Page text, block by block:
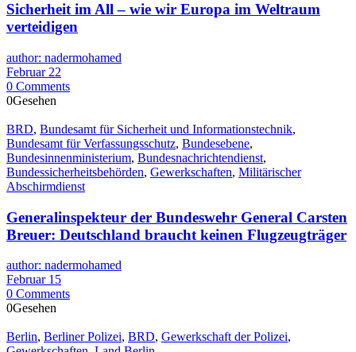
Sicherheit im All – wie wir Europa im Weltraum
verteidigen
author: nadermohamed
Februar 22
0 Comments
0Gesehen
BRD, Bundesamt für Sicherheit und Informationstechnik,
Bundesamt für Verfassungsschutz, Bundesebene,
Bundesinnenministerium, Bundesnachrichtendienst,
Bundessicherheitsbehörden, Gewerkschaften, Militärischer
Abschirmdienst
Generalinspekteur der Bundeswehr General Carsten
Breuer: Deutschland braucht keinen Flugzeugträger
author: nadermohamed
Februar 15
0 Comments
0Gesehen
Berlin, Berliner Polizei, BRD, Gewerkschaft der Polizei,